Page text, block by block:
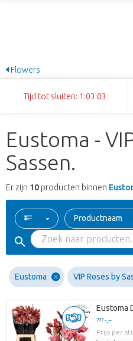
Flowers
Tijd tot sluiten: 1:03:02
Eustoma -
Sassen.
Er zijn 10 producten binnen
Productnaam
Eustoma VIP Roses by
Eustoma
??? -,--
Prijs per